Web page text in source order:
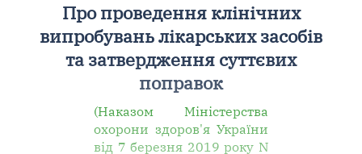
Про проведення клінічних
випробувань лікарських засобів
та затвердження суттєвих
поправок
(Наказом Міністерства
охорони здоров'я України
від 7 березня 2019 року N